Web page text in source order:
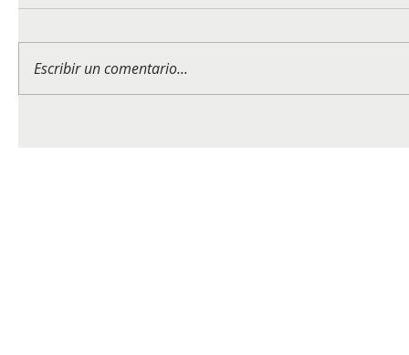
Escribir un comentario...